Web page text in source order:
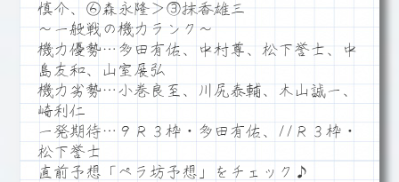
慎介、⑥森永隆＞③抹香雄三
～一般戦の機力ランク～
機力優勢…多田有佑、中村尊、松下誉士、中
島友和、山室展弘
機力劣勢…小巻良至、川尻泰輔、木山誠一、
崎利仁
一発期待…９Ｒ３枠・多田有佑、11Ｒ３枠・
松下誉士
直前予想「ペラ坊予想」をチェック♪